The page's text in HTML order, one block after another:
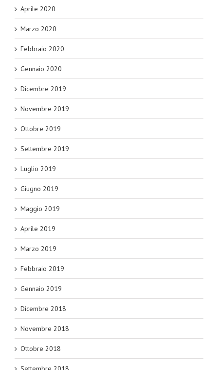
Aprile 2020
Marzo 2020
Febbraio 2020
Gennaio 2020
Dicembre 2019
Novembre 2019
Ottobre 2019
Settembre 2019
Luglio 2019
Giugno 2019
Maggio 2019
Aprile 2019
Marzo 2019
Febbraio 2019
Gennaio 2019
Dicembre 2018
Novembre 2018
Ottobre 2018